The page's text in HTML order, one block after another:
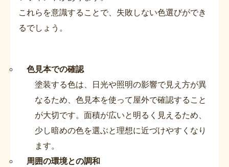
これらを意識することで、失敗しない色選びができ
るでしょう。
色見本での確認
塗装する色は、日光や照明の影響で見え方が異
なるため、色見本を使って屋外で確認すること
が大切です。面積が広いと明るく見えるため、
少し暗めの色を選ぶと理想に近づけやすくなり
ます。
周囲の環境との調和